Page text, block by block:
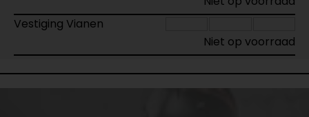
Vestiging Vianen
Niet op voorraad